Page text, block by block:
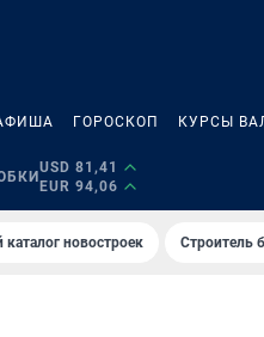
ГОРОСКОП КУРСЫ
USD 81,41
EUR 94,06
каталог новостроек Строитель